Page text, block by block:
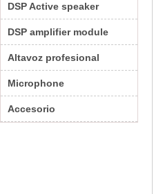
DSP Active speaker
DSP amplifier module
Altavoz profesional
Microphone
Accesorio